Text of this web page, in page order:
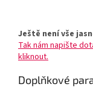
Ještě není vše
Tak nám napište
kliknout.
Doplňkové